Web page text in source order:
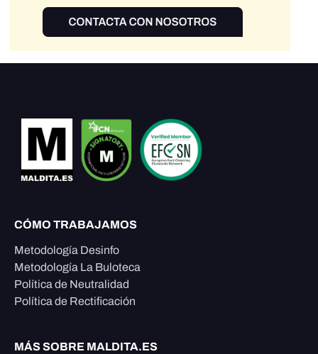
CÓMO TRABAJAMOS
Metodología Desinfo
Metodología La Buloteca
Política de Neutralidad
Política de Rectificación
MÁS SOBRE MALDITA.ES